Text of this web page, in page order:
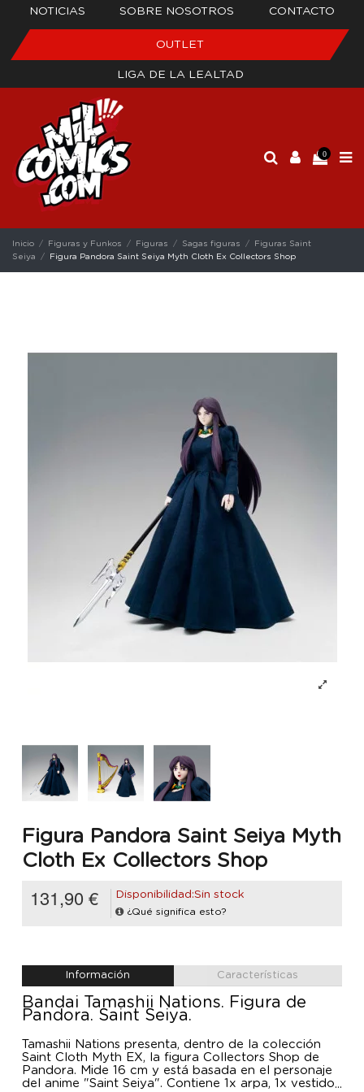
NOTICIAS SOBRE NOSOTROS CONTACTO
OUTLET
LIGA DE LA LEALTAD
0
Inicio Figuras y Funkos Figuras Sagas figuras
Figuras Saint
Seiya
Figura Pandora Saint Seiya Myth Cloth Ex Collectors Shop
Figura Pandora Saint Seiya Myth
Cloth Ex Collectors Shop
131,90 € Disponibilidad:Sin stock
¿Qué significa esto?
Información Características
Bandai Tamashii Nations. Figura de
Pandora. Saint Seiya.
Tamashii Nations presenta, dentro de la colección
Saint Cloth Myth EX, la figura Collectors Shop de
Pandora. Mide 16 cm y está basada en el personaje
del anime "Saint Seiya". Contiene 1x arpa, 1x vestido